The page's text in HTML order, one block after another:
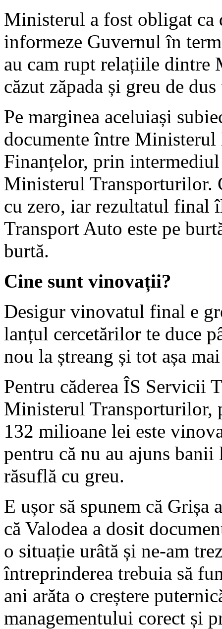
Ministerul a fost obligat ca
informeze Guvernul în
au cam rupt relațiile dintre
căzut zăpada și greu de
Pe marginea aceluiași
documente între
Finanțelor, prin
Ministerul Transporturilor.
cu zero, iar rezultatul final
Transport Auto este pe
burtă.
Cine sunt vinovații?
Desigur vinovatul final e
lanțul cercetărilor te duce
nou la ștreang și tot așa
Pentru căderea ÎS Servicii
Ministerul Transporturilor,
132 milioane lei este
pentru că nu au ajuns
răsuflă cu greu.
E ușor să spunem că
că Valodea a dosit
o situație urâtă și ne-am
întreprinderea trebuia să
ani arăta o creștere
managementului corect și